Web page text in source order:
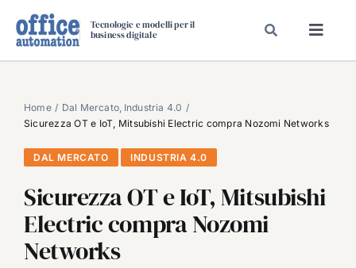
Tecnologie e modelli per il
business digitale
SPECIAL PAPER
TAVOLE ROTONDE DI REDAZIONE
DAL MERCATO
CARRIERE
VIDEO
EVENTI
Home Dal Mercato Industria 4.0
Sicurezza OT e IoT, Mitsubishi Electric compra Nozomi Networks
DAL MERCATO INDUSTRIA 4.0
Sicurezza OT e IoT, Mitsubishi
Electric compra Nozomi
Networks